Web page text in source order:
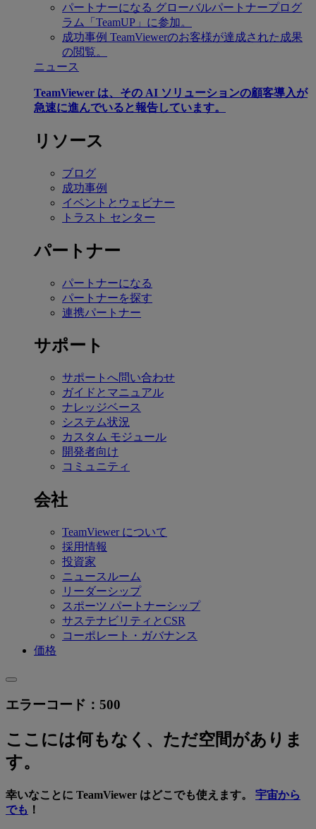
パートナーになる グローバルパートナープログ
ラム「TeamUP」に参加。
成功事例 TeamViewerのお客様が達成された成果
の閲覧。
ニュース
TeamViewer は、その AI ソリューションの顧客導入が
急速に進んでいると報告しています。
リソース
ブログ
成功事例
イベントとウェビナー
トラスト センター
パートナー
パートナーになる
パートナーを探す
連携パートナー
サポート
サポートへ問い合わせ
ガイドとマニュアル
ナレッジベース
システム状況
カスタム モジュール
開発者向け
コミュニティ
会社
TeamViewer について
採用情報
投資家
ニュースルーム
リーダーシップ
スポーツ パートナーシップ
サステナビリティとCSR
コーポレート・ガバナンス
価格
エラーコード：500
ここには何もなく、ただ空間がありま
す。
幸いなことに TeamViewer はどこでも使えます。 宇宙から
でも ！